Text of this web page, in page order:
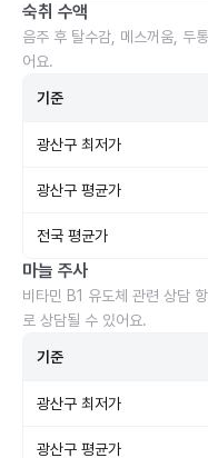
숙취 수액
음주 후 탈수감, 메스꺼움, 두
어요.
기준
광산구 최저가
광산구 평균가
전국 평균가
마늘 주사
비타민 B1 유도체 관련 상담
로 상담될 수 있어요.
기준
광산구 최저가
광산구 평균가